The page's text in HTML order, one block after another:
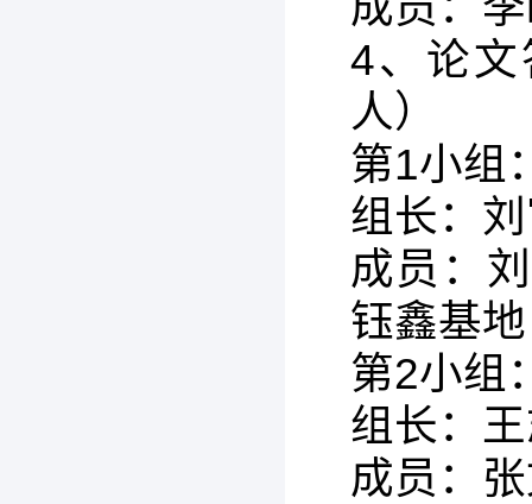
4、论
人）
第1小组
组长：
成员：
钰鑫基地
第2小组
组长：
成员：